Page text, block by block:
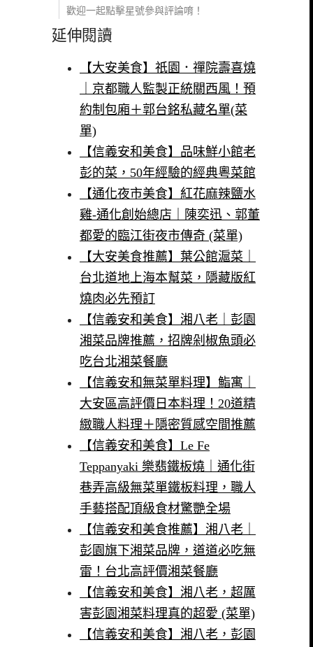
歡迎一起點擊星號參與評論唷！
延伸閱讀
【大安美食】祇園．禪院壽喜燒
｜京都職人監製正統關西風！預
約制包廂＋郭台銘私藏名單(菜
單)
【信義安和美食】品味鮮小館老
彭的菜，50年經驗的經典粵菜館
【通化夜市美食】紅花麻辣鹽水
雞-通化創始總店｜陳奕迅、郭董
都愛的臨江街夜市傳奇 (菜單)
【大安美食推薦】葉公館滬菜｜
台北道地上海本幫菜，隱藏版紅
燒肉必先預訂
【信義安和美食】湘八老｜彭園
湘菜品牌推薦，招牌剁椒魚頭必
吃台北湘菜餐廳
【信義安和無菜單料理】鮨寓｜
大安區高評價日本料理！20道精
緻職人料理＋隱密質感空間推薦
【信義安和美食】Le Fe
Teppanyaki 樂翡鐵板燒｜通化街
巷弄高級無菜單鐵板料理，職人
手藝搭配頂級食材驚艷全場
【信義安和美食推薦】湘八老｜
彭園旗下湘菜品牌，道道必吃無
雷！台北高評價湘菜餐廳
【信義安和美食】湘八老，超厲
害彭園湘菜料理真的超愛 (菜單)
【信義安和美食】湘八老，彭園